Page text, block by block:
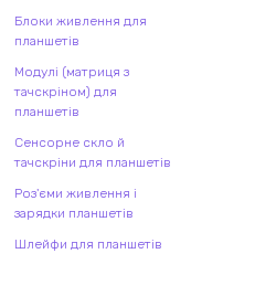
Блоки живлення для
планшетів
Модулі (матриця з
тачскріном) для
планшетів
Сенсорне скло й
тачскріни для планшетів
Роз'єми живлення і
зарядки планшетів
Шлейфи для планшетів